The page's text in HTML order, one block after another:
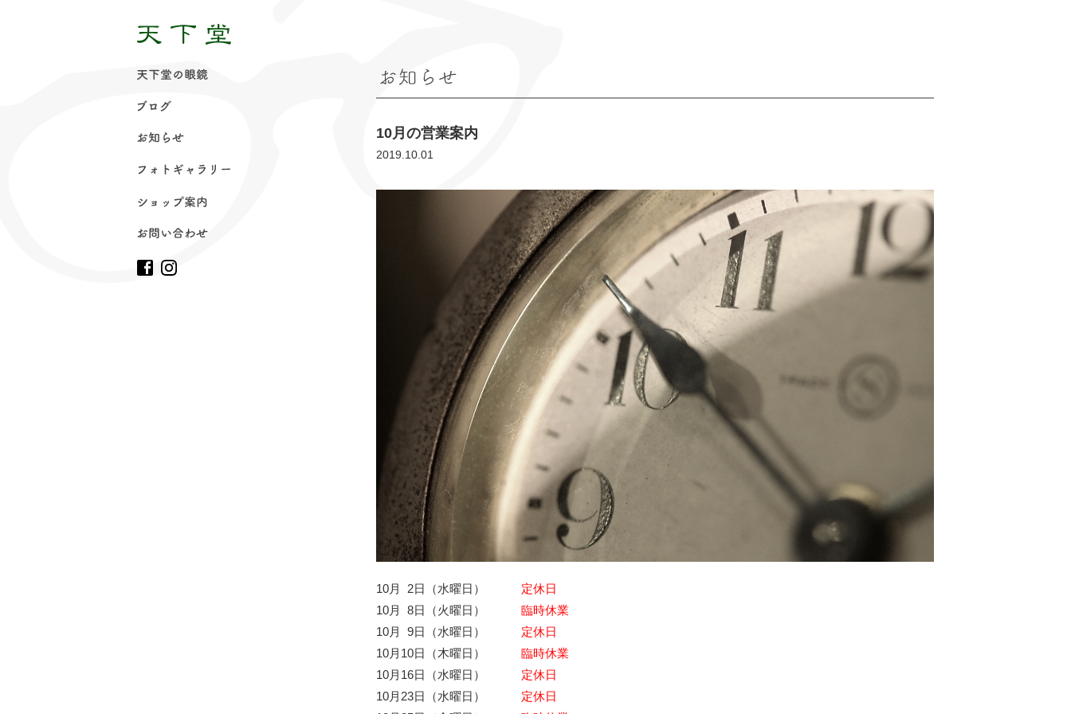
鏡
グ
せ
ー
せ
10月の営業案内
2019.10.01
10月 2日（水曜日） 定休日
10月 8日（火曜日） 臨時休業
10月 9日（水曜日） 定休日
10月10日（木曜日） 臨時休業
10月16日（水曜日） 定休日
10月23日（水曜日） 定休日